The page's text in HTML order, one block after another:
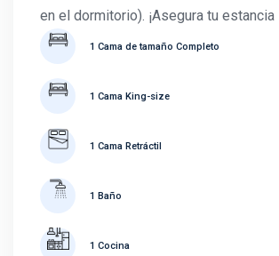
en el dormitorio). ¡Asegura tu estancia
1 Cama de tamaño Completo
1 Cama King-size
1 Cama Retráctil
1 Baño
1 Cocina